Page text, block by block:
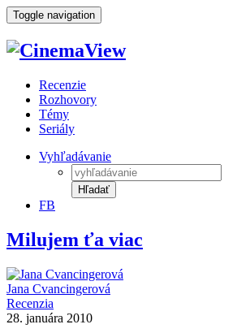
Toggle navigation
Recenzie
Rozhovory
Témy
Seriály
Vyhľadávanie
Hľadať
FB
Milujem ťa viac
Jana Cvancingerová
Recenzia
28. januára 2010